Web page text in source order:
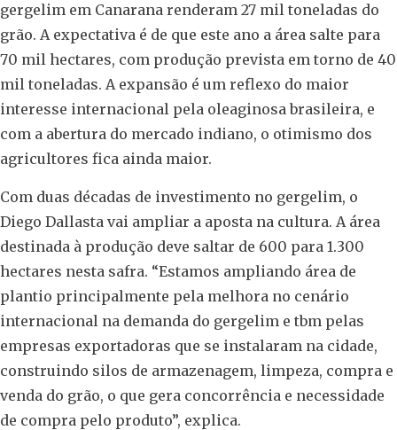
gergelim em Canarana renderam 27 mil toneladas do
grão. A expectativa é de que este ano a área salte para
70 mil hectares, com produção prevista em torno de 40
mil toneladas. A expansão é um reflexo do maior
interesse internacional pela oleaginosa brasileira, e
com a abertura do mercado indiano, o otimismo dos
agricultores fica ainda maior.
Com duas décadas de investimento no gergelim, o
Diego Dallasta vai ampliar a aposta na cultura. A área
destinada à produção deve saltar de 600 para 1.300
hectares nesta safra. “Estamos ampliando área de
plantio principalmente pela melhora no cenário
internacional na demanda do gergelim e tbm pelas
empresas exportadoras que se instalaram na cidade,
construindo silos de armazenagem, limpeza, compra e
venda do grão, o que gera concorrência e necessidade
de compra pelo produto”, explica.